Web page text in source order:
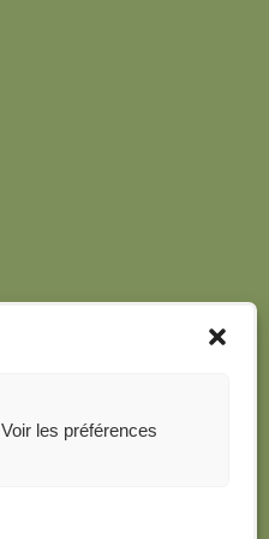
Voir les préférences